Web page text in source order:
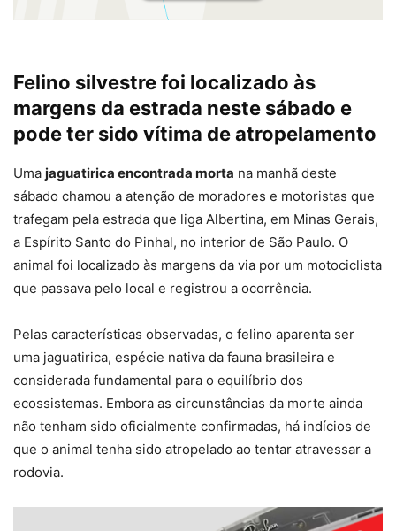
Felino silvestre foi localizado às
margens da estrada neste sábado e
pode ter sido vítima de atropelamento
Uma jaguatirica encontrada morta na manhã deste
sábado chamou a atenção de moradores e motoristas que
trafegam pela estrada que liga Albertina, em Minas Gerais,
a Espírito Santo do Pinhal, no interior de São Paulo. O
animal foi localizado às margens da via por um motociclista
que passava pelo local e registrou a ocorrência.
Pelas características observadas, o felino aparenta ser
uma jaguatirica, espécie nativa da fauna brasileira e
considerada fundamental para o equilíbrio dos
ecossistemas. Embora as circunstâncias da morte ainda
não tenham sido oficialmente confirmadas, há indícios de
que o animal tenha sido atropelado ao tentar atravessar a
rodovia.